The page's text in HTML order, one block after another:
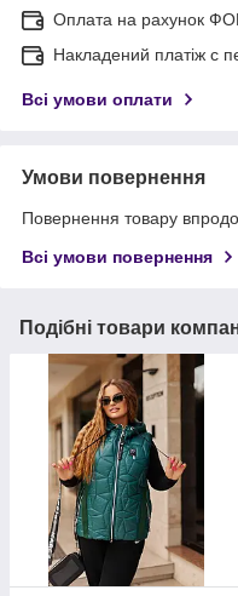
Оплата на рахунок
Накладений платіж с
Всі умови оплати
Умови повернення
Повернення товару
Всі умови повернення
Подібні товари